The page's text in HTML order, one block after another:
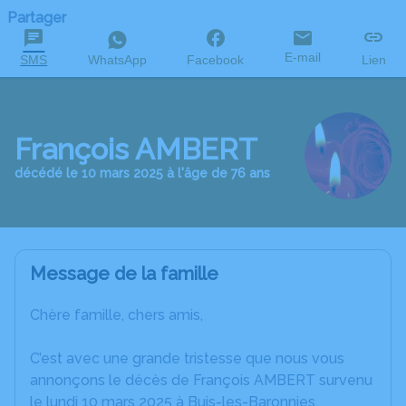
Partager
SMS WhatsApp Facebook E-mail Lien
François AMBERT
décédé le 10 mars 2025 à l'âge de 76 ans
Message de la famille
Chère famille, chers amis,
C’est avec une grande tristesse que nous vous
annonçons le décès de François AMBERT survenu
le lundi 10 mars 2025 à Buis-les-Baronnies.